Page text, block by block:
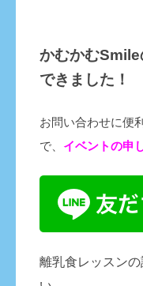
かむかむ
できました！
お問い合わせに便
で、 イベントの申
離乳食レッスン